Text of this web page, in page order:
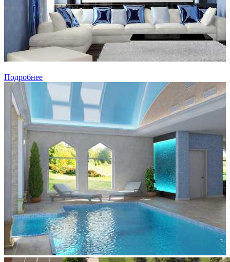
Подробнее